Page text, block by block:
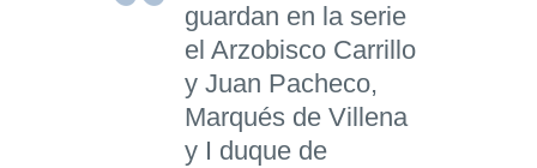
guardan en la serie
el Arzobisco Carrillo
y Juan Pacheco,
Marqués de Villena
y I duque de